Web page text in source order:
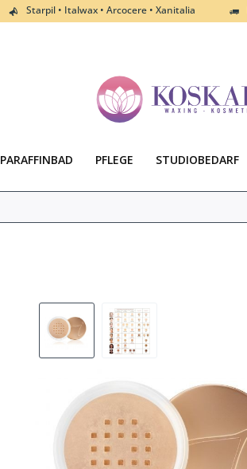
Starpil • Italwax • Arcocere • Xanitalia
PARAFFINBAD PFLEGE STUDIOBEDARF